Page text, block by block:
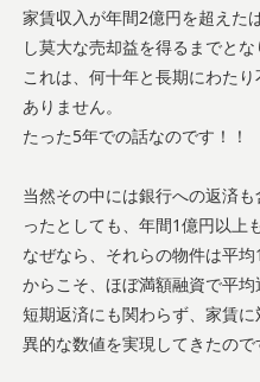
家賃収入が年間2億円を超えた
し莫大な売却益を得るまでとな
これは、何十年と長期にわた
ありません。
たった5年での話なのです！！
当然その中には銀行への返済
ったとしても、年間1億円以上
なぜなら、それらの物件は平
からこそ、ほぼ満額融資で平
短期返済にも関わらず、家賃
異的な数値を実現してきたので